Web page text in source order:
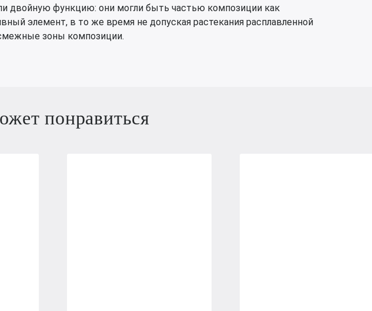
двойную функцию: они могли быть частью композиции как
элемент, в то же время не допуская растекания расплавленной
зоны композиции.
понравиться